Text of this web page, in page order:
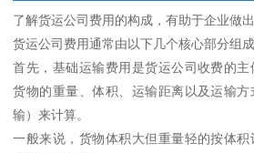
了解货运公司费用的构成，有助于企业做
货运公司费用通常由以下几个核心部分组成
首先，基础运输费用是货运公司收费的
货物的重量、体积、运输距离以及运输
输）来计算。
一般来说，货物体积大但重量轻的按体